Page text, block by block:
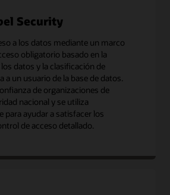
Security
a los datos mediante un marco
obligatorio basado en la
datos y la clasificación de
a un usuario de la base de datos.
de organizaciones de
nacional y se utiliza
para ayudar a satisfacer los
de acceso detallado.